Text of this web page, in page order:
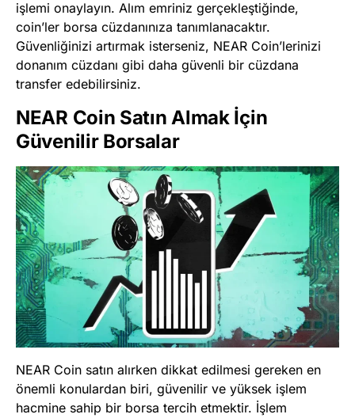
işlemi onaylayın. Alım emriniz gerçekleştiğinde,
coin’ler borsa cüzdanınıza tanımlanacaktır.
Güvenliğinizi artırmak isterseniz, NEAR Coin’lerinizi
donanım cüzdanı gibi daha güvenli bir cüzdana
transfer edebilirsiniz.
NEAR Coin Satın Almak İçin
Güvenilir Borsalar
NEAR Coin satın alırken dikkat edilmesi gereken en
önemli konulardan biri, güvenilir ve yüksek işlem
hacmine sahip bir borsa tercih etmektir. İşlem